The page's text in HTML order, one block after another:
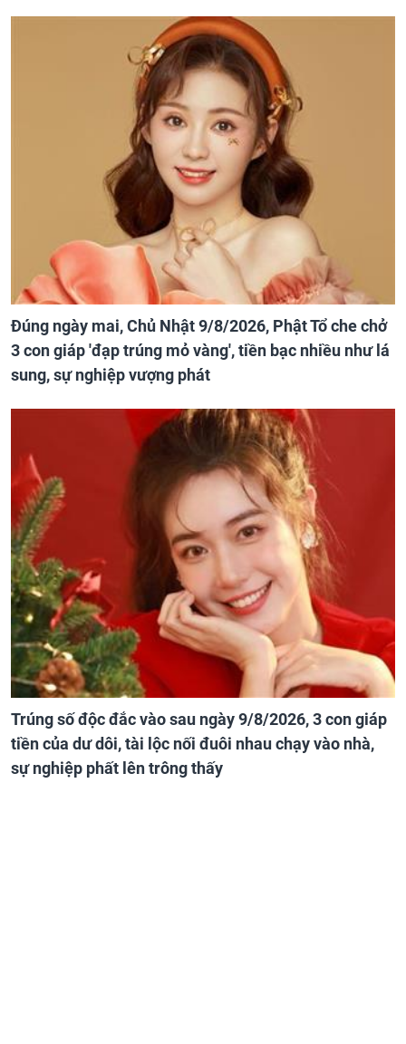
Đúng ngày mai, Chủ Nhật 9/8/2026, Phật Tổ che chở
3 con giáp 'đạp trúng mỏ vàng', tiền bạc nhiều như lá
sung, sự nghiệp vượng phát
Trúng số độc đắc vào sau ngày 9/8/2026, 3 con giáp
tiền của dư dôi, tài lộc nối đuôi nhau chạy vào nhà,
sự nghiệp phất lên trông thấy